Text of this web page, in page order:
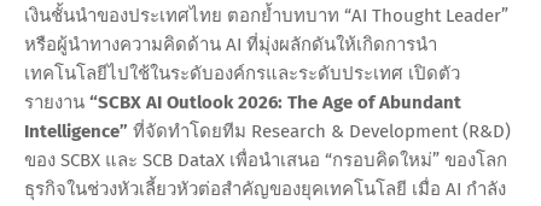
เงินชั้นนำของประเทศไทย ตอกย้ำบทบาท “AI Thought Leader”
หรือผู้นำทางความคิดด้าน AI ที่มุ่งผลักดันให้เกิดการนำ
เทคโนโลยีไปใช้ในระดับองค์กรและระดับประเทศ เปิดตัว
รายงาน “SCBX AI Outlook 2026: The Age of Abundant
Intelligence” ที่จัดทำโดยทีม Research & Development (R&D)
ของ SCBX และ SCB DataX เพื่อนำเสนอ “กรอบคิดใหม่” ของโลก
ธุรกิจในช่วงหัวเลี้ยวหัวต่อสำคัญของยุคเทคโนโลยี เมื่อ AI กำลัง